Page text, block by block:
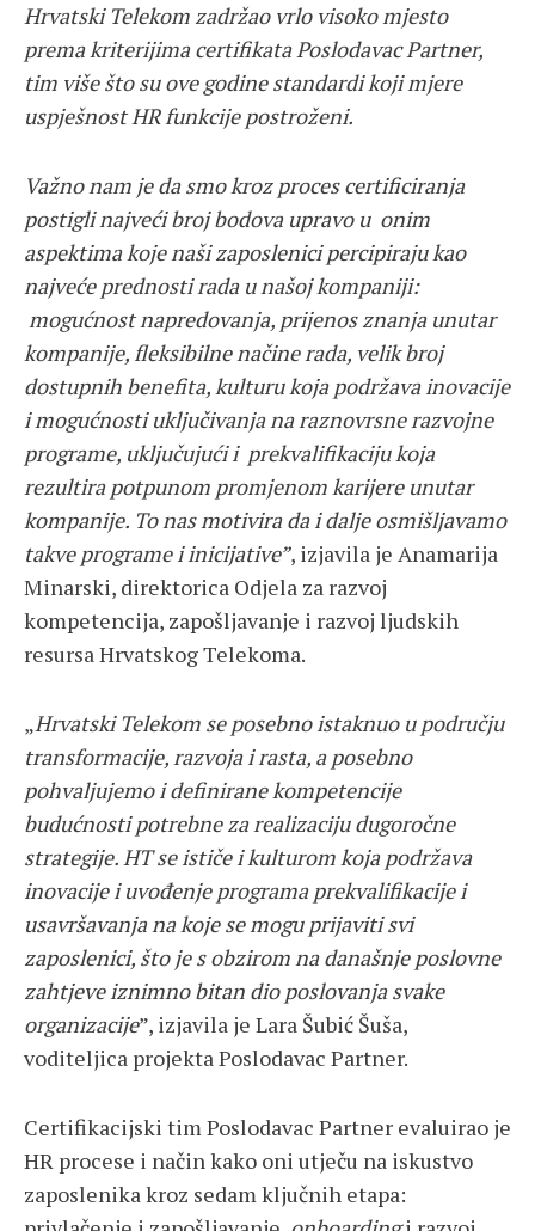
Hrvatski Telekom zadržao vrlo visoko mjesto
prema kriterijima certifikata Poslodavac Partner,
tim više što su ove godine standardi koji mjere
uspješnost HR funkcije postroženi.
Važno nam je da smo kroz proces certificiranja
postigli najveći broj bodova upravo u onim
aspektima koje naši zaposlenici percipiraju kao
najveće prednosti rada u našoj kompaniji:
mogućnost napredovanja, prijenos znanja unutar
kompanije, fleksibilne načine rada, velik broj
dostupnih benefita, kulturu koja podržava inovacije
i mogućnosti uključivanja na raznovrsne razvojne
programe, uključujući i prekvalifikaciju koja
rezultira potpunom promjenom karijere unutar
kompanije. To nas motivira da i dalje osmišljavamo
takve programe i inicijative”, izjavila je Anamarija
Minarski, direktorica Odjela za razvoj
kompetencija, zapošljavanje i razvoj ljudskih
resursa Hrvatskog Telekoma.
„Hrvatski Telekom se posebno istaknuo u području
transformacije, razvoja i rasta, a posebno
pohvaljujemo i definirane kompetencije
budućnosti potrebne za realizaciju dugoročne
strategije. HT se ističe i kulturom koja podržava
inovacije i uvođenje programa prekvalifikacije i
usavršavanja na koje se mogu prijaviti svi
zaposlenici, što je s obzirom na današnje poslovne
zahtjeve iznimno bitan dio poslovanja svake
organizacije”, izjavila je Lara Šubić Šuša,
voditeljica projekta Poslodavac Partner.
Certifikacijski tim Poslodavac Partner evaluirao je
HR procese i način kako oni utječu na iskustvo
zaposlenika kroz sedam ključnih etapa: